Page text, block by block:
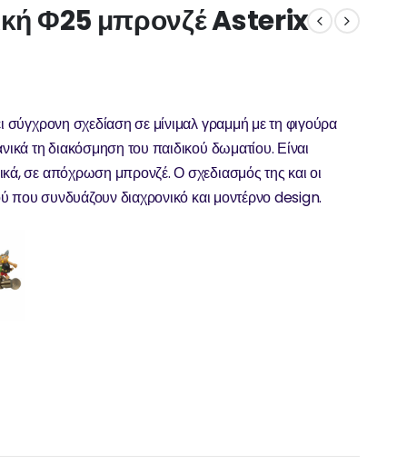
Φ25 μπρονζέ Asterix
σύγχρονη σχεδίαση σε μίνιμαλ γραμμή με τη φιγούρα
τη διακόσμηση του παιδικού δωματίου. Είναι
σε απόχρωση μπρονζέ. Ο σχεδιασμός της και οι
που συνδυάζουν διαχρονικό και μοντέρνο design.